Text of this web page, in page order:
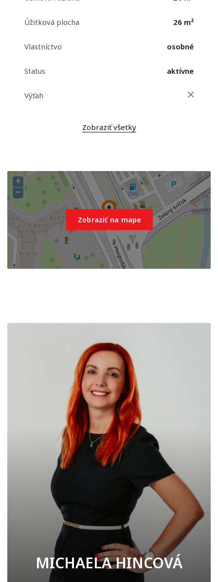
Úžitková plocha 26 m²
Vlastníctvo osobné
Status aktívne
Výťah
Zobraziť všetky
Zobraziť na mape
+
−
MICHAELA HINCOVÁ